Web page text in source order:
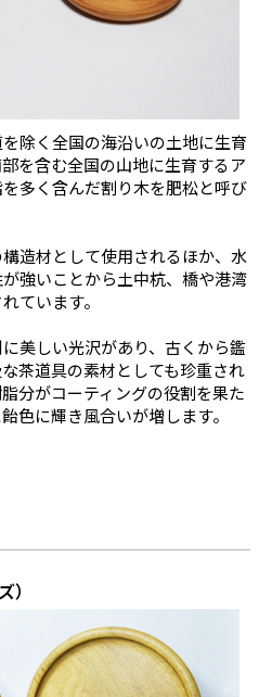
除く全国の海沿いの土地に生育
を含む全国の山地に生育するア
多く含んだ割り木を肥松と呼び
造材として使用されるほか、水
強いことから土中杭、橋や港湾
ています。
美しい光沢があり、古くから鑑
茶道具の素材としても珍重され
分がコーティングの役割を果た
色に輝き風合いが増します。